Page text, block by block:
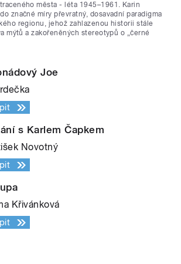
města - léta 1945–1961. Karin
značné míry převratný, dosavadní paradigma
regionu, jehož zahlazenou historii stále
mýtů a zakořeněných stereotypů o „černé
Joe
s Karlem Čapkem
Novotný
Křivánková